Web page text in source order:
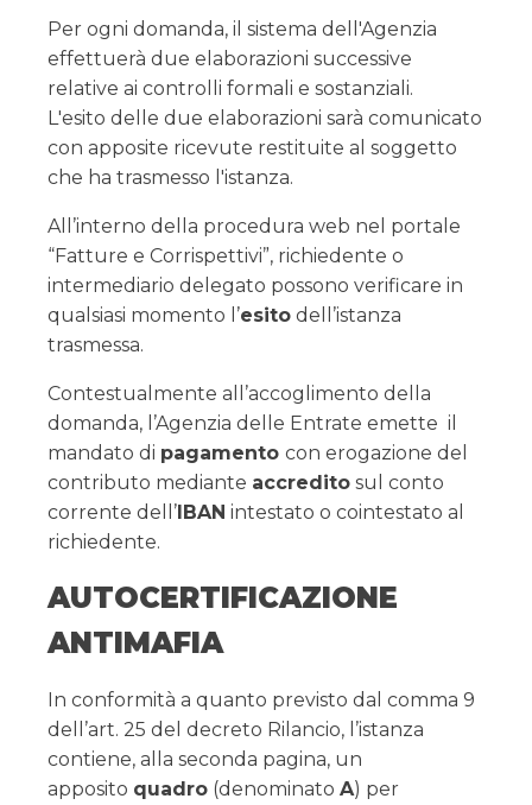
Per ogni domanda, il sistema dell'Agenzia
effettuerà due elaborazioni successive
relative ai controlli formali e sostanziali.
L'esito delle due elaborazioni sarà comunicato
con apposite ricevute restituite al soggetto
che ha trasmesso l'istanza.
All’interno della procedura web nel portale
“Fatture e Corrispettivi”, richiedente o
intermediario delegato possono verificare in
qualsiasi momento l’esito dell’istanza
trasmessa.
Contestualmente all’accoglimento della
domanda, l’Agenzia delle Entrate emette il
mandato di pagamento con erogazione del
contributo mediante accredito sul conto
corrente dell’IBAN intestato o cointestato al
richiedente.
AUTOCERTIFICAZIONE
ANTIMAFIA
In conformità a quanto previsto dal comma 9
dell’art. 25 del decreto Rilancio, l’istanza
contiene, alla seconda pagina, un
apposito quadro (denominato A) per